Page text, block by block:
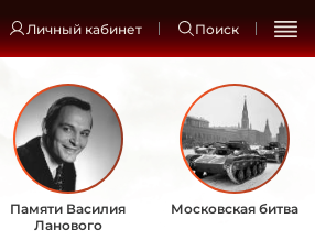
Личный кабинет Поиск
Памяти Василия
Ланового
Московская битва